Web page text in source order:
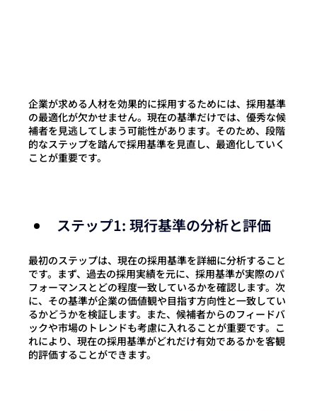
企業が求める人材を効果的に採用するためには、採用基準
の最適化が欠かせません。現在の基準だけでは、優秀な候
補者を見逃してしまう可能性があります。そのため、段階
的なステップを踏んで採用基準を見直し、最適化していく
ことが重要です。
ステップ1: 現行基準の分析と評価
最初のステップは、現在の採用基準を詳細に分析すること
です。まず、過去の採用実績を元に、採用基準が実際のパ
フォーマンスとどの程度一致しているかを確認します。次
に、その基準が企業の価値観や目指す方向性と一致してい
るかどうかを検証します。また、候補者からのフィードバ
ックや市場のトレンドも考慮に入れることが重要です。こ
れにより、現在の採用基準がどれだけ有効であるかを客観
的評価することができます。